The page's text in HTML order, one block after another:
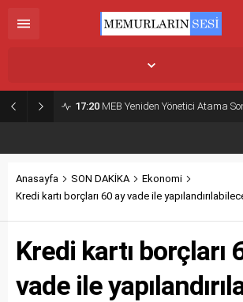
17:20 MEB Yeniden Yönetici Atama Sonuçlarını
Anasayfa SON DAKİKA
Ekonomi
Kredi kartı borçları 60 ay vade ile
Kredi kartı borçları
vade ile